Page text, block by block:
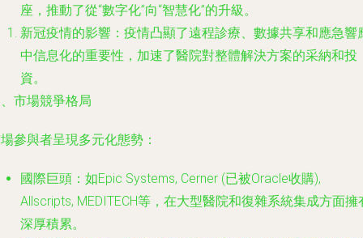
座，推動了從“數字化”向“智慧化”的升級。
新冠疫情的影響：疫情凸顯了遠程診療、數據共享和應急響
中信息化的重要性，加速了醫院對整體解決方案的采納和投
資。
市場競爭格局
參與者呈現多元化態勢：
國際巨頭 ：如Epic Systems, Cerner (已被Oracle收購),
Allscripts, MEDITECH等，在大型醫院和復雜系統集成方面擁
深厚積累。